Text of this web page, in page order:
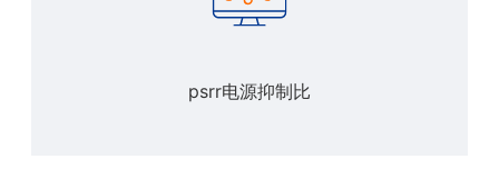
psrr电源抑制比